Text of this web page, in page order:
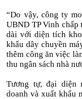
“Do vậy, công ty
UBND TP Vinh chấp
dài với diện tích
khẩu dây chuyền
thêm công ăn việc
thu ngân sách nhà
Tương tự, đại diện
doanh và xuất khẩu